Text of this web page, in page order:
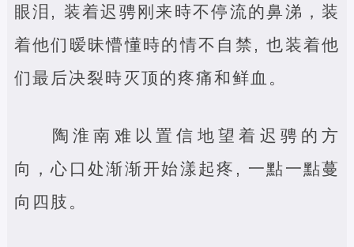
眼泪, 装着迟骋刚来時不停流的鼻涕，装
着他们暧昧懵懂時的情不自禁, 也装着他
们最后决裂時灭顶的疼痛和鲜血。
陶淮南难以置信地望着迟骋的方
向，心口处渐渐开始漾起疼, 一點一點蔓
向四肢。